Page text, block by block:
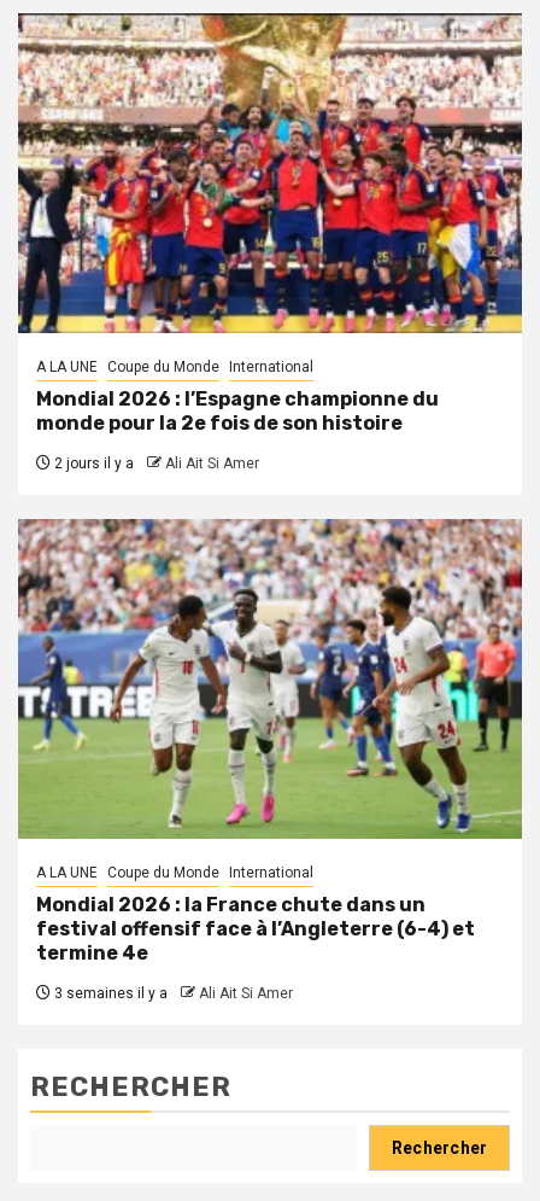
A LA UNE Coupe du Monde International
Mondial 2026 : l’Espagne championne du
monde pour la 2e fois de son histoire
2 jours il y a Ali Ait Si Amer
A LA UNE Coupe du Monde International
Mondial 2026 : la France chute dans un
festival offensif face à l’Angleterre (6-4) et
termine 4e
3 semaines il y a Ali Ait Si Amer
RECHERCHER
Rechercher